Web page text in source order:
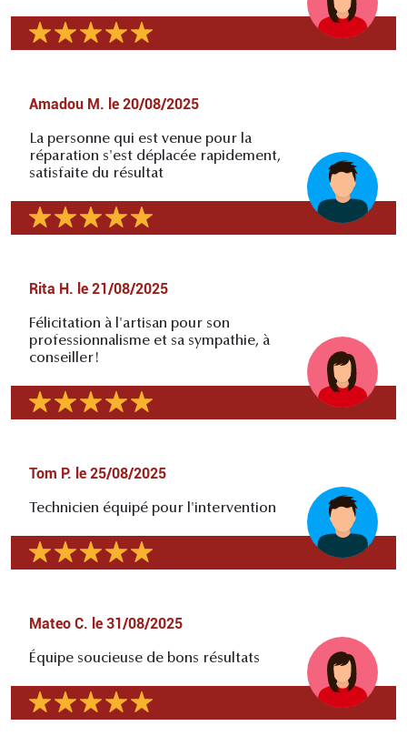
Amadou M. le 20/08/2025
La personne qui est venue pour la
réparation s'est déplacée rapidement,
satisfaite du résultat
Rita H. le 21/08/2025
Félicitation à l'artisan pour son
professionnalisme et sa sympathie, à
conseiller!
Tom P. le 25/08/2025
Technicien équipé pour l'intervention
Mateo C. le 31/08/2025
Équipe soucieuse de bons résultats